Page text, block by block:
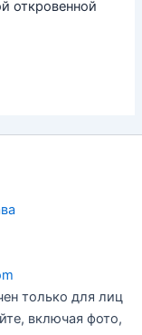
откровенной
только для лиц
включая фото,